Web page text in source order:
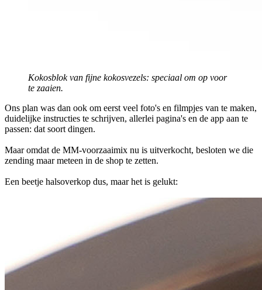
Kokosblok van fijne kokosvezels: speciaal om op voor
te zaaien.
Ons plan was dan ook om eerst veel foto's en filmpjes van te maken,
duidelijke instructies te schrijven, allerlei pagina's en de app aan te
passen: dat soort dingen.
Maar omdat de MM-voorzaaimix nu is uitverkocht, besloten we die
zending maar meteen in de shop te zetten.
Een beetje halsoverkop dus, maar het is gelukt: